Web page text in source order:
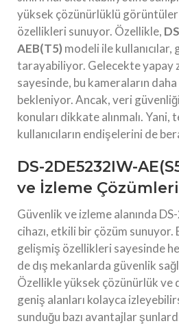
yüksek çözünürlüklü görüntüler
özellikleri sunuyor. Özellikle,
AEB(T5) modeli ile kullanıcılar,
tarayabiliyor. Gelecekte yapay
sayesinde, bu kameraların
bekleniyor. Ancak, veri
konuları dikkate alınmalı.
kullanıcıların endişelerini de
DS-2DE5232IW-
ve İzleme Çözümleri
Güvenlik ve izleme alanında
cihazı, etkili bir çözüm sunuyor.
gelişmiş özellikleri sayesinde
de dış mekanlarda güvenlik
Özellikle yüksek çözünürlük ve
geniş alanları kolayca
sunduğu bazı avantajlar